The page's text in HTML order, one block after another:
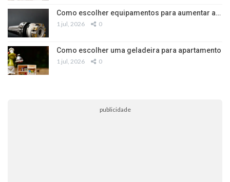
Como escolher equipamentos para aumentar a…
1 jul, 2026 0
Como escolher uma geladeira para apartamento
1 jul, 2026 0
publicidade